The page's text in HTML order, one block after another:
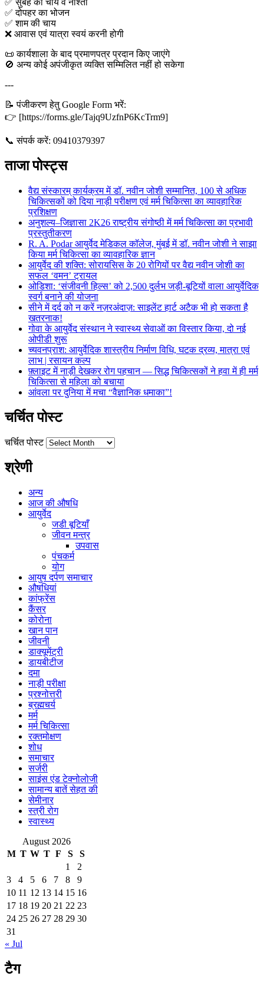
✅ दोपहर का भोजन
✅ शाम की चाय
❌ आवास एवं यात्रा स्वयं करनी होगी
📜 कार्यशाला के बाद प्रमाणपत्र प्रदान किए जाएंगे
🚫 अन्य कोई अपंजीकृत व्यक्ति सम्मिलित नहीं हो सकेगा
---
📝 पंजीकरण हेतु Google Form भरें:
👉 [https://forms.gle/Tajq9UzfnP6KcTrm9]
📞 संपर्क करें: 09410379397
ताजा पोस्ट्स
वैद्य संस्कारम् कार्यक्रम में डॉ. नवीन जोशी सम्मानित, 100 से अधिक
चिकित्सकों को दिया नाड़ी परीक्षण एवं मर्म चिकित्सा का व्यावहारिक
प्रशिक्षण
अनुशल्य–जिज्ञासा 2K26 राष्ट्रीय संगोष्ठी में मर्म चिकित्सा का प्रभावी
प्रस्तुतीकरण
R. A. Podar आयुर्वेद मेडिकल कॉलेज, मुंबई में डॉ. नवीन जोशी ने साझा
किया मर्म चिकित्सा का व्यावहारिक ज्ञान
आयुर्वेद की शक्ति: सोरायसिस के 20 रोगियों पर वैद्य नवीन जोशी का
सफल ‘वमन’ ट्रायल
ओडिशा: ‘संजीवनी हिल्स’ को 2,500 दुर्लभ जड़ी-बूटियों वाला आयुर्वेदिक
स्वर्ग बनाने की योजना
सीने में दर्द को न करें नज़रअंदाज़: साइलेंट हार्ट अटैक भी हो सकता है
खतरनाक!
गोवा के आयुर्वेद संस्थान ने स्वास्थ्य सेवाओं का विस्तार किया, दो नई
ओपीडी शुरू
च्यवनप्राश: आयुर्वेदिक शास्त्रीय निर्माण विधि, घटक द्रव्य, मात्रा एवं
लाभ | रसायन कल्प
फ़्लाइट में नाड़ी देखकर रोग पहचान — सिद्ध चिकित्सकों ने हवा में ही मर्म
चिकित्सा से महिला को बचाया
आंवला पर दुनिया में मचा “वैज्ञानिक धमाका”!
चर्चित पोस्ट
चर्चित पोस्ट
श्रेणी
अन्य
आज की औषधि
आयुर्वेद
जडी बूटियाँ
जीवन मन्त्र
उपवास
पंचकर्म
योग
आयुष दर्पण समाचार
औषधियां
कांफ्रेंस
कैंसर
कोरोना
खान पान
जीवनी
डाक्यूमेंट्री
डायबीटीज
दमा
नाड़ी परीक्षा
प्रश्नोत्तरी
ब्रह्मचर्य
मर्म
मर्म चिकित्सा
रक्तमोक्षण
शोध
समाचार
सर्जरी
साइंस एंड टेक्नोलोजी
सामान्य बातें सेहत की
सेमीनार
स्त्री रोग
स्वास्थ्य
August 2026
M T W T F S
S
1
2
3
4 5 6 7 8
9
10 11 12 13 14 15 16
17 18 19 20 21 22 23
24 25 26 27 28 29 30
31
« Jul
टैग